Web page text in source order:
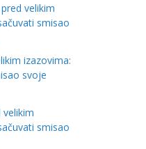
velikim
smisao
izazovima:
svoje
velikim
smisao